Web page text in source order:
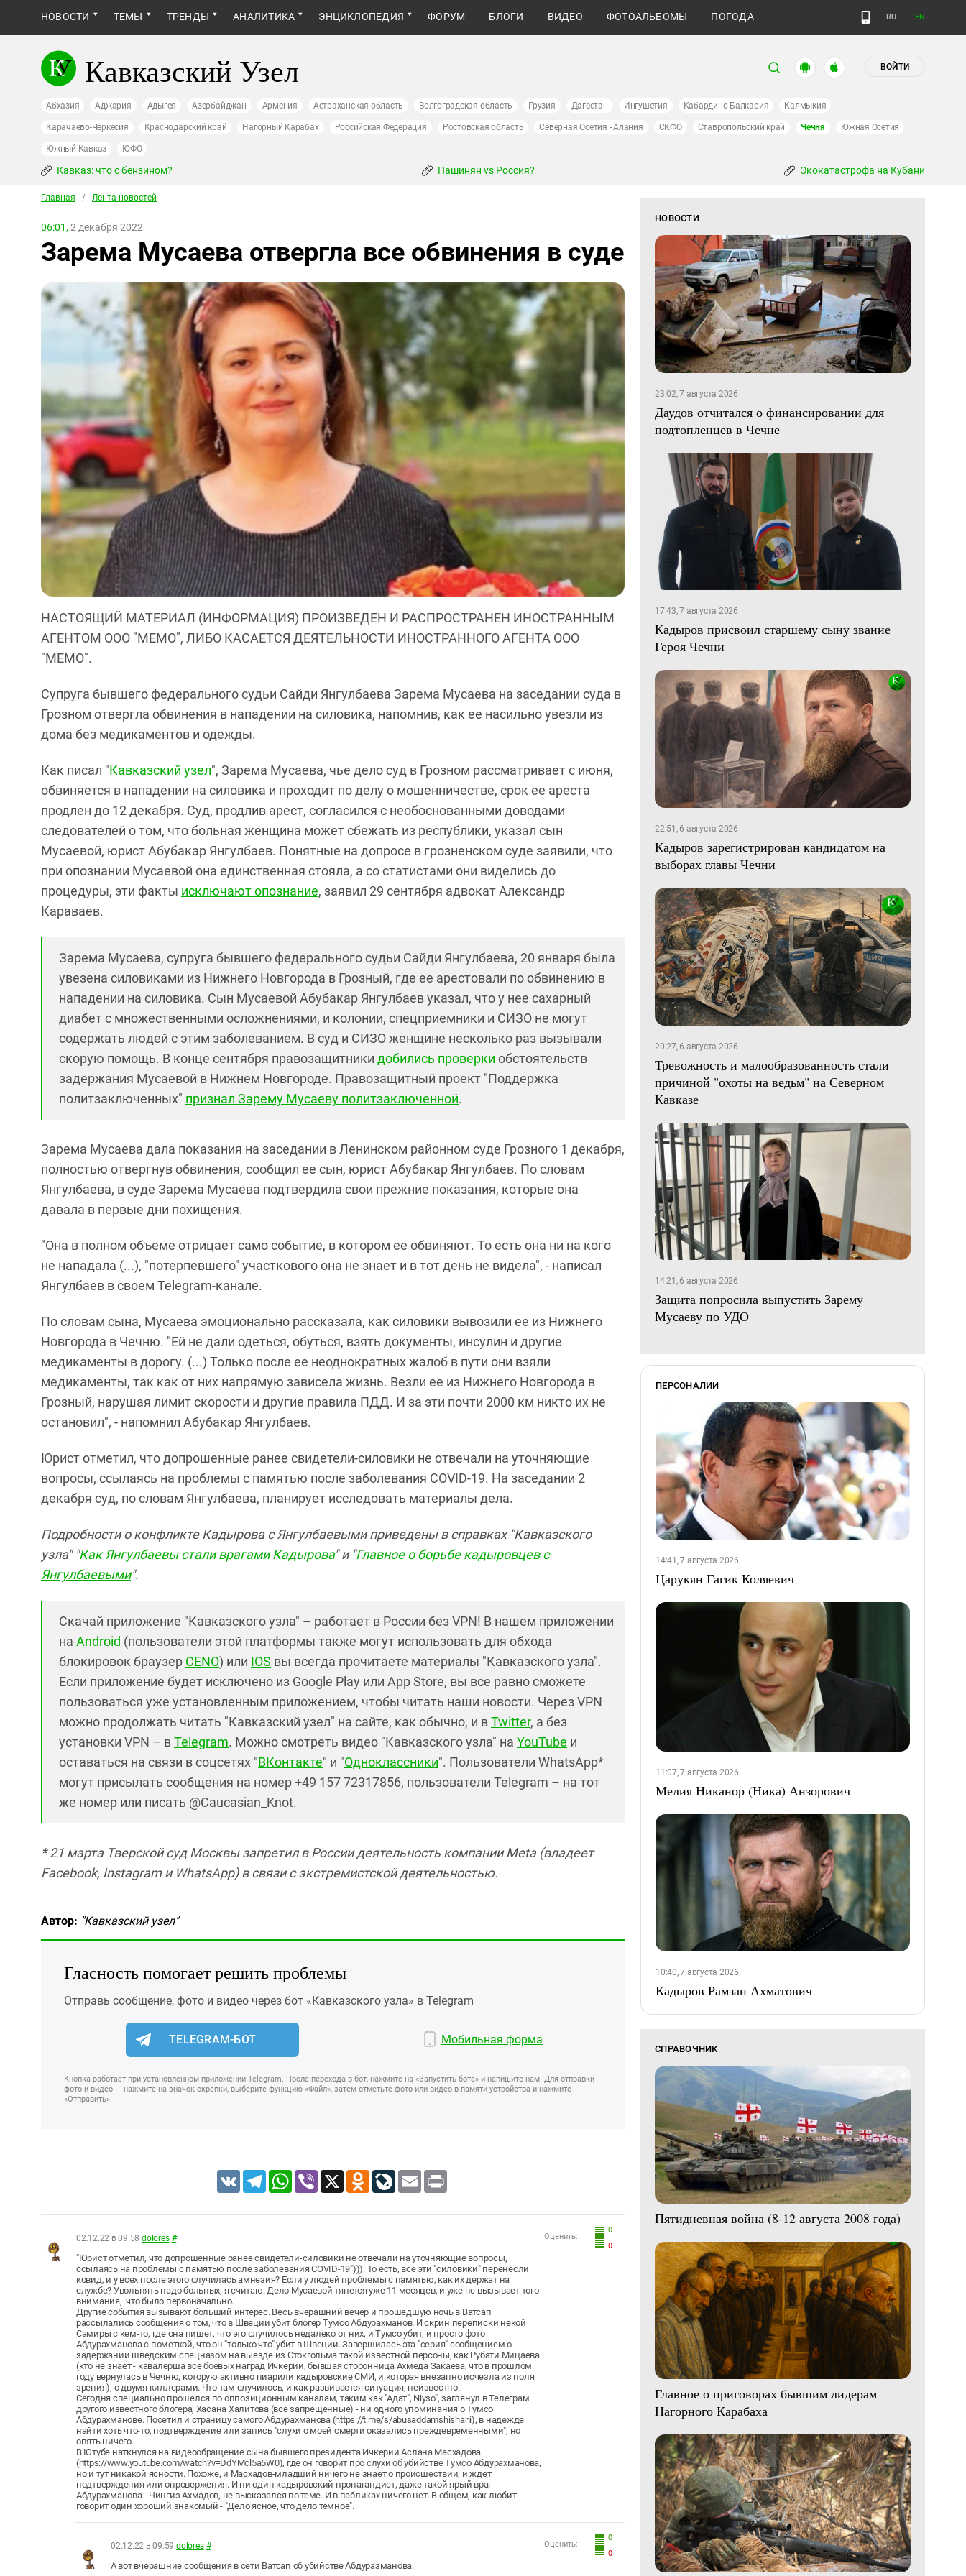
НОВОСТИ ТЕМЫ ТРЕНДЫ АНАЛИТИКА ЭНЦИКЛОПЕДИЯ ФОРУМ БЛОГИ ВИДЕО ФОТОАЛЬБОМЫ ПОГОДА RU EN
Кавказский Узел ВОЙТИ
Абхазия Аджария Адыгея Азербайджан Армения Астраханская область Волгоградская область Грузия Дагестан Ингушетия Кабардино-Балкария Калмыкия
Карачаево-Черкесия Краснодарский край Нагорный Карабах Российская Федерация Ростовская область Северная Осетия - Алания СКФО Ставропольский край Чечня Южная Осетия
Южный Кавказ ЮФО
Кавказ: что с бензином? Пашинян vs Россия? Экокатастрофа на Кубани
Главная / Лента новостей
06:01, 2 декабря 2022
Зарема Мусаева отвергла все обвинения в суде
НАСТОЯЩИЙ МАТЕРИАЛ (ИНФОРМАЦИЯ) ПРОИЗВЕДЕН И РАСПРОСТРАНЕН ИНОСТРАННЫМ
АГЕНТОМ ООО "МЕМО", ЛИБО КАСАЕТСЯ ДЕЯТЕЛЬНОСТИ ИНОСТРАННОГО АГЕНТА ООО
"МЕМО".
Супруга бывшего федерального судьи Сайди Янгулбаева Зарема Мусаева на заседании суда в
Грозном отвергла обвинения в нападении на силовика, напомнив, как ее насильно увезли из
дома без медикаментов и одежды.
Как писал "Кавказский узел", Зарема Мусаева, чье дело суд в Грозном рассматривает с июня,
обвиняется в нападении на силовика и проходит по делу о мошенничестве, срок ее ареста
продлен до 12 декабря. Суд, продлив арест, согласился с необоснованными доводами
следователей о том, что больная женщина может сбежать из республики, указал сын
Мусаевой, юрист Абубакар Янгулбаев. Понятные на допросе в грозненском суде заявили, что
при опознании Мусаевой она единственная стояла, а со статистами они виделись до
процедуры, эти факты исключают опознание, заявил 29 сентября адвокат Александр
Караваев.
Зарема Мусаева, супруга бывшего федерального судьи Сайди Янгулбаева, 20 января была
увезена силовиками из Нижнего Новгорода в Грозный, где ее арестовали по обвинению в
нападении на силовика. Сын Мусаевой Абубакар Янгулбаев указал, что у нее сахарный
диабет с множественными осложнениями, и колонии, спецприемники и СИЗО не могут
содержать людей с этим заболеванием. В суд и СИЗО женщине несколько раз вызывали
скорую помощь. В конце сентября правозащитники добились проверки обстоятельств
задержания Мусаевой в Нижнем Новгороде. Правозащитный проект "Поддержка
политзаключенных" признал Зарему Мусаеву политзаключенной.
Зарема Мусаева дала показания на заседании в Ленинском районном суде Грозного 1 декабря,
полностью отвергнув обвинения, сообщил ее сын, юрист Абубакар Янгулбаев. По словам
Янгулбаева, в суде Зарема Мусаева подтвердила свои прежние показания, которые она
давала в первые дни похищения.
"Она в полном объеме отрицает само событие, в котором ее обвиняют. То есть она ни на кого
не нападала (...), "потерпевшего" участкового она не знает и в тот день не видела", - написал
Янгулбаев в своем Telegram-канале.
По словам сына, Мусаева эмоционально рассказала, как силовики вывозили ее из Нижнего
Новгорода в Чечню. "Ей не дали одеться, обуться, взять документы, инсулин и другие
медикаменты в дорогу. (...) Только после ее неоднократных жалоб в пути они взяли
медикаменты, так как от них напрямую зависела жизнь. Везли ее из Нижнего Новгорода в
Грозный, нарушая лимит скорости и другие правила ПДД. И за эти почти 2000 км никто их не
остановил", - напомнил Абубакар Янгулбаев.
Юрист отметил, что допрошенные ранее свидетели-силовики не отвечали на уточняющие
вопросы, ссылаясь на проблемы с памятью после заболевания COVID-19. На заседании 2
декабря суд, по словам Янгулбаева, планирует исследовать материалы дела.
Подробности о конфликте Кадырова с Янгулбаевыми приведены в справках "Кавказского
узла" "Как Янгулбаевы стали врагами Кадырова" и "Главное о борьбе кадыровцев с
Янгулбаевыми".
Скачай приложение "Кавказского узла" – работает в России без VPN! В нашем приложении
на Android (пользователи этой платформы также могут использовать для обхода
блокировок браузер CENO) или IOS вы всегда прочитаете материалы "Кавказского узла".
Если приложение будет исключено из Google Play или App Store, вы все равно сможете
пользоваться уже установленным приложением, чтобы читать наши новости. Через VPN
можно продолжать читать "Кавказский узел" на сайте, как обычно, и вTwitter, а без
установки VPN – вTelegram. Можно смотреть видео "Кавказского узла" на YouTube и
оставаться на связи в соцсетях "ВКонтакте" и "Одноклассники". Пользователи WhatsApp*
могут присылать сообщения на номер +49 157 72317856, пользователи Telegram – на тот
же номер или писать @Caucasian_Knot.
* 21 марта Тверской суд Москвы запретил в России деятельность компании Meta (владеет
Facebook, Instagram и WhatsApp) в связи с экстремистской деятельностью.
Автор: "Кавказский узел"
Гласность помогает решить проблемы
Отправь сообщение, фото и видео через бот «Кавказского узла» в Telegram
TELEGRAM-БОТ Мобильная форма
Кнопка работает при установленном приложении Telegram. После перехода в бот, нажмите на «Запустить бота» и напишите нам. Для отправки
фото и видео — нажмите на значок скрепки, выберите функцию «Файл», затем отметьте фото или видео в памяти устройства и нажмите
«Отправить».
VK TelegramWhatsApp
Viber X Odnoklassniki
LiveJournal
Email
0
0
Оценить:
02.12.22 в 09:58 dolores #
"Юрист отметил, что допрошенные ранее свидетели-силовики не отвечали на уточняющие вопросы,
ссылаясь на проблемы с памятью после заболевания COVID-19"))). То есть, все эти "силовики" перенесли
ковид, и у всех после этого случилась амнезия? Если у людей проблемы с памятью, как их держат на
службе? Увольнять надо больных, я считаю. Дело Мусаевой тянется уже 11 месяцев, и уже не вызывает того
внимания, что было первоначально.
Другие события вызывают больший интерес. Весь вчерашний вечер и прошедшую ночь в Ватсап
рассылались сообщения о том, что в Швеции убит блогер Тумсо Абдурахманов. И скрин переписки некой
Самиры с кем-то, где она пишет, что это случилось недалеко от них, и Тумсо убит, и просто фото
Абдурахманова с пометкой, что он "только что" убит в Швеции. Завершилась эта "серия" сообщением о
задержании шведским спецназом на выезде из Стокгольма такой известной персоны, как Рубати Мицаева
(кто не знает - кавалерша все боевых наград Ичкерии, бывшая сторонница Ахмеда Закаева, что в прошлом
году вернулась в Чечню, которую активно пиарили кадыровские СМИ, и которая внезапно исчезла из поля
зрения), с двумя киллерами. Что там случилось, и как развивается ситуация, неизвестно.
Сегодня специально прошелся по оппозиционным каналам, таким как "Адат", Niyso", заглянул в Телеграм
другого известного блогера, Хасана Халитова (все запрещенные) - ни одного упоминания о Тумсо
Абдурахманове. Посетил и страницу самого Абдурахманова (https://t.me/s/abusaddamshishani), в надежде
найти хоть что-то, подтверждение или запись "слухи о моей смерти оказались преждевременными", но
опять ничего.
В Ютубе наткнулся на видеообращение сына бывшего президента Ичкерии Аслана Масхадова
(https://www.youtube.com/watch?v=DdYMcl5a5W0), где он говорит про слухи об убийстве Тумсо Абдурахманова,
но и тут никакой ясности. Похоже, и Масхадов-младший ничего не знает о происшествии, и ждет
подтверждения или опровержения. И ни один кадыровский пропагандист, даже такой ярый враг
Абдурахманова - Чингиз Ахмадов, не высказался по теме. И в пабликах ничего нет. В общем, как любит
говорит один хороший знакомый - "Дело ясное, что дело темное".
0
0
Оценить:
02.12.22 в 09:59 dolores #
А вот вчерашние сообщения в сети Ватсап об убийстве Абдуразманова.
НОВОСТИ
23:02, 7 августа 2026
Даудов отчитался о финансировании для
подтопленцев в Чечне
17:43, 7 августа 2026
Кадыров присвоил старшему сыну звание
Героя Чечни
22:51, 6 августа 2026
Кадыров зарегистрирован кандидатом на
выборах главы Чечни
20:27, 6 августа 2026
Тревожность и малообразованность стали
причиной "охоты на ведьм" на Северном
Кавказе
14:21, 6 августа 2026
Защита попросила выпустить Зарему
Мусаеву по УДО
ПЕРСОНАЛИИ
14:41, 7 августа 2026
Царукян Гагик Коляевич
11:07, 7 августа 2026
Мелия Никанор (Ника) Анзорович
10:40, 7 августа 2026
Кадыров Рамзан Ахматович
СПРАВОЧНИК
Пятидневная война (8-12 августа 2008 года)
Главное о приговорах бывшим лидерам
Нагорного Карабаха